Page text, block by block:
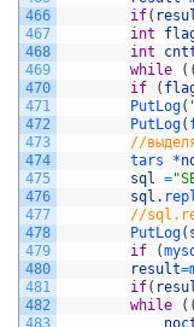
466
467
468
469
470
471
472
473
474
475
476
477
478
479
480
481
482
if(
int
int
while
( (
if
(
PutLog(
PutLog(
//
tars *
sql =
sql .
//
PutLog(
if
(
result=
if(
while
( (